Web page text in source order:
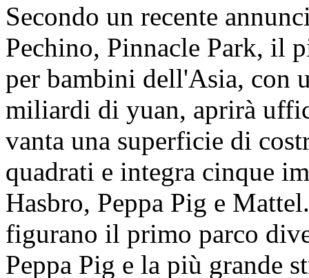
Secondo un recente
Pechino, Pinnacle Park, il
per bambini dell'Asia, con
miliardi di yuan, aprirà
vanta una superficie di
quadrati e integra cinque
Hasbro, Peppa Pig e
figurano il primo parco
Peppa Pig e la più grande